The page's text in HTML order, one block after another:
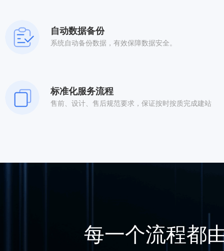
自动数据备份
系统自动备份数据，有效保障数据安全。
标准化服务流程
售前、设计、售后规范要求，保证按时按质完成建站
每一个流程都